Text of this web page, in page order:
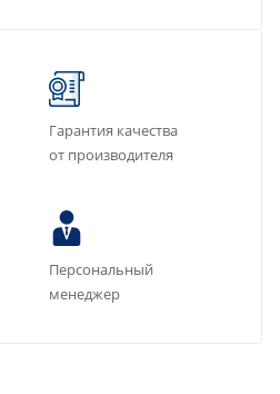
Гарантия качества
от производителя
Персональный
менеджер